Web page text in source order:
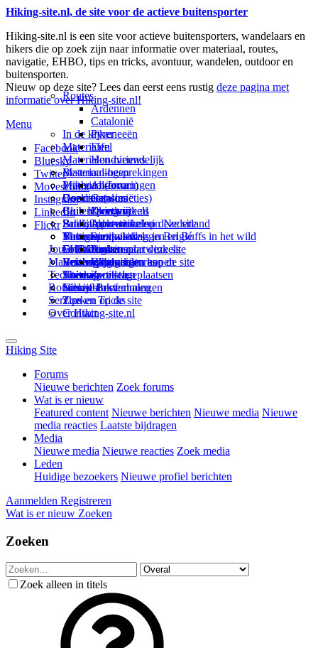
Hiking-site.nl, de site voor de actieve buitensporter
Hiking-site.nl is een site voor actieve buitensporters, wandelaars en
hikers die op zoek zijn naar informatie over materiaal, routes,
navigatie, EHBO, tips en tricks, avontuur, wandelen, outdoor en
buitensporten.
Nieuw op deze site? Lees dan eerst eens rustig deze pagina met
informatie over Hiking-site.nl!
Menu
Facebook
Bluesky
Twitter
Movescount
Instagram
LinkedIn
Flickr
Jouw Hiking-site.nl
Prikbord (forum)
Goodies (winacties)
Club Hiking-site.nl
Schrijfblok-artikelen
Virtuele exposities
Fotoalbums
Materialen: kiezen en kopen
In de kijker
Materialen
Materialen-nieuws
Materiaal-besprekingen
Materiaal-ervaringen
Boekrecensies
Buitensportwinkels
Buitensportwinkels in Nederland
Buitensportwinkels in Belgié
Online buitensportwinkels
Reisboekhandels
Technieken
Navigatie
EHBO
Verzorging
Thema-artikelen
Routes en Bestemmingen
Routes
Ardennen
Catalonië
Pyreneeën
Eifel
Hondvriendelijk
Bestemmingen
Andorra
Catalonië
Zweden
Paalkamperen
Thema-artikelen
Andorra
Catalonië
Zweden
Schrijfblokverhalen
Service
Buitensportvacatures
Buitensportstageplaatsen
Links
Tips en Tricks
Over Hiking-site.nl
Deze site
Over mij
Adverteren op deze site
Summit-vlaggen en Buffs in het wild
Linken naar deze site
Wijzigingen aan de site
Sitemap
Nieuwsbrief
Zoeken op de site
Contact
Hiking Site
Forums
Nieuwe berichten Zoek forums
Wat is er nieuw
Featured content Nieuwe berichten Nieuwe media Nieuwe
media reacties Laatste bijdragen
Media
Nieuwe media Nieuwe reacties Zoek media
Leden
Huidige bezoekers Nieuwe profiel berichten
Aanmelden Registreren
Wat is er nieuw Zoeken
Zoeken
Zoek alleen in titels